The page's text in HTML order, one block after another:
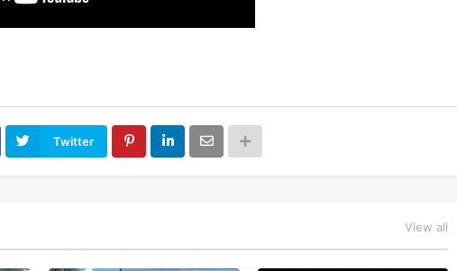
Twitter
View all